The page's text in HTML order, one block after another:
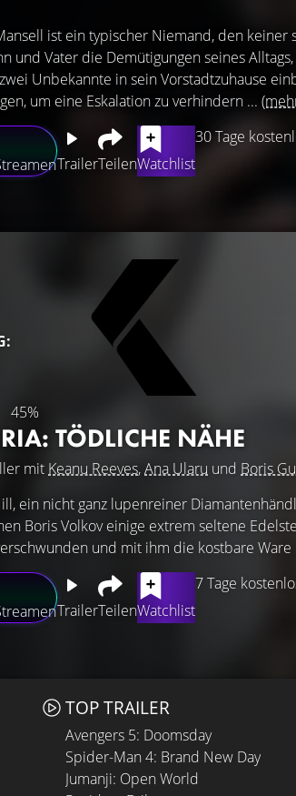
TrailerTeilenWatchlist
30 Tage
ist ein typischer Niemand, den
und Vater die Demütigungen seines
Unbekannte in sein Vorstadtzuhause
um eine Eskalation zu verhindern ...
45%
TÖDLICHE NÄHE
mit Keanu Reeves,Ana Ularu und Boris
TrailerTeilenWatchlist
7 Tage
ein nicht ganz lupenreiner
Boris Volkov einige extrem seltene
und mit ihm die kostbare Ware
TOP TRAILER
Avengers 5: Doomsday
Spider-Man 4: Brand New Day
Jumanji: Open World